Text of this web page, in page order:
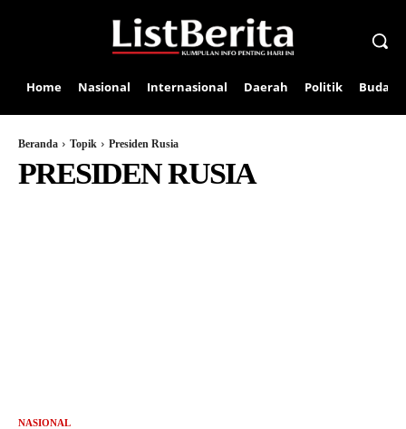
Home Nasional Internasional Daerah Politik Budaya
Beranda Topik Presiden Rusia
PRESIDEN RUSIA
NASIONAL